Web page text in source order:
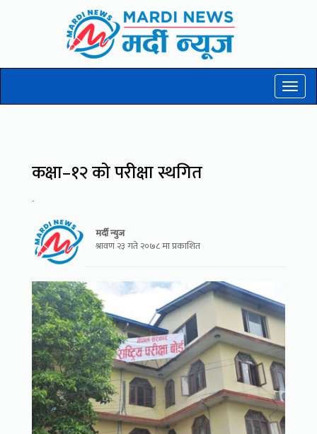
Toggle
कक्षा–१२ को परीक्षा स्थगित
-
मर्दी न्युज
श्रावण २३ गते २०७८ मा प्रकाशित